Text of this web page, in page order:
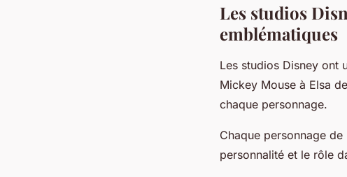
Les studios
emblématiques
Les studios Disney ont
Mickey Mouse à Elsa
chaque personnage.
Chaque personnage
personnalité et le rôle